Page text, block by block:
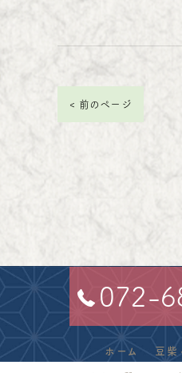
< 前のページ
072-
ホーム 豆柴